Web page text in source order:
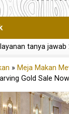
tanya jawab
» Meja Makan
Gold Sale